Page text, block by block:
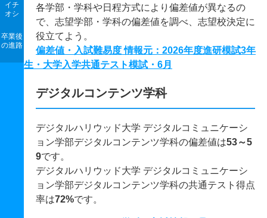
イチ
オシ
卒業後
の進路
各学部・学科や日程方式により偏差値が異なるの
で、志望学部・学科の偏差値を調べ、志望校決定に
役立てよう。
偏差値・入試難易度 情報元：2026年度進研模試3年
生・大学入学共通テスト模試・6月
デジタルコンテンツ学科
デジタルハリウッド大学 デジタルコミュニケーシ
ョン学部デジタルコンテンツ学科の偏差値は53～5
9です。
デジタルハリウッド大学 デジタルコミュニケーシ
ョン学部デジタルコンテンツ学科の共通テスト得点
率は72%です。